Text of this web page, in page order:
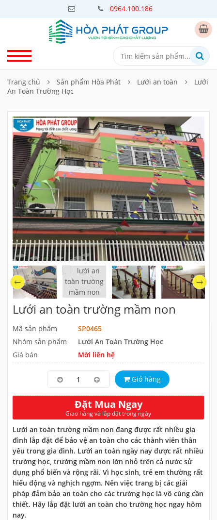
0964.100.186
Trang chủ Sản phẩm Hòa Phát Lưới an toàn
Lưới
An Toàn Trường Học
Lưới an toàn trường mầm non
Mã sản phẩm
SP0465
Nhóm sản phẩm
Lưới An Toàn Trường Học
Giá bán
Mời liên hệ
Giỏ hàng
Đặt Mua Ngay
Giao hàng và lắp đặt trong ngày
Lưới an toàn trường mầm non đang được rất nhiều gia
đình lắp đặt để bảo vệ an toàn cho các thành viên thân
yêu trong gia đình. Lưới an toàn ngày nay được rất nhiều
trường học, trường mầm non lớn nhỏ trên cả nước sử
dụng phổ biến và rộng rãi. Vì học sinh, trẻ em thường rất
hiếu động và nghịch ngợm. Nên việc trang bị các giải
pháp đảm bảo an toàn cho các trường học là vô cùng cần
thiết. Hãy lắp đặt lưới an toàn cho trường học ngay hôm
nay.